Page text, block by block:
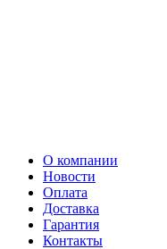
О компании
Новости
Оплата
Доставка
Гарантия
Контакты